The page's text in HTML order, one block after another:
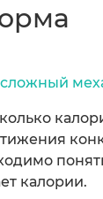
калории.